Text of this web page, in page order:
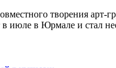
творения
в июле в Юрмале и стал